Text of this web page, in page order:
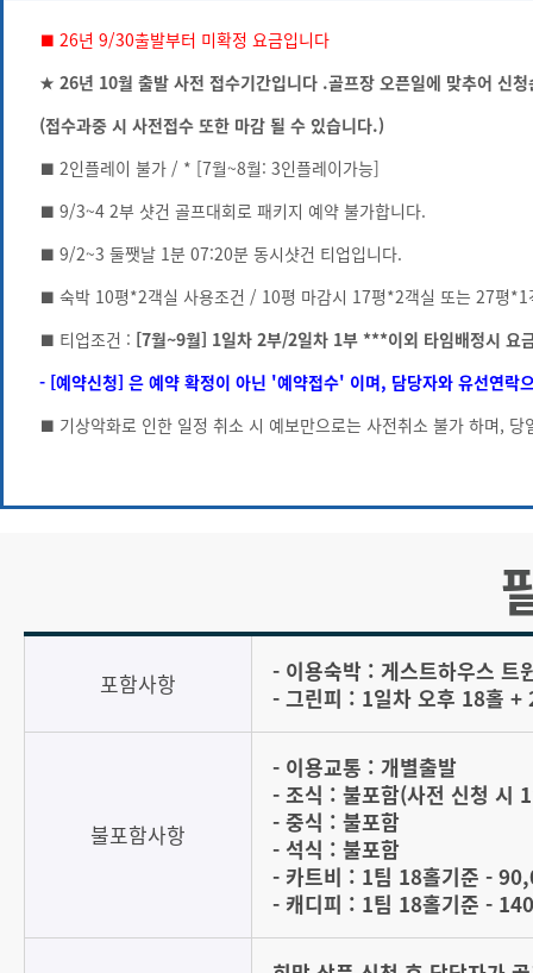
■ 26년 9/30출발부터 미확정 요금입니다
★ 26년 10월 출발 사전 접수기간입니다 .골프장 오픈일에 맞추어 신
(접수과중 시 사전접수 또한 마감 될 수 있습니다.)
■ 2인플레이 불가 / * [7월~8월: 3인플레이가능]
■ 9/3~4 2부 샷건 골프대회로 패키지 예약 불가합니다.
■ 9/2~3 둘쨋날 1분 07:20분 동시샷건 티업입니다.
■ 숙박 10평*2객실 사용조건 / 10평 마감시 17평*2객실 또는 27평*1
■ 티업조건 : [7월~9월] 1일차 2부/2일차 1부 ***이외 타임배정시 요
- [예약신청] 은 예약 확정이 아닌 '예약접수' 이며, 담당자와 유선연락
■ 기상악화로 인한 일정 취소 시 예보만으로는 사전취소 불가 하며,
포함사항
- 이용숙박 : 게스트하우스
- 그린피 : 1일차 오후 18홀 +
불포함사항
- 이용교통 : 개별출발
- 조식 : 불포함(사전 신청 시
- 중식 : 불포함
- 석식 : 불포함
- 카트비 : 1팀 18홀기준 -
- 캐디피 : 1팀 18홀기준 -